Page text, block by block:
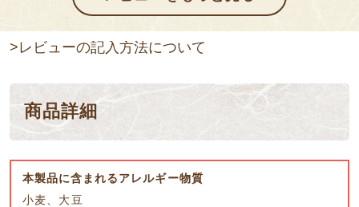
>レビューの記入方法について
商品詳細
本製品に含まれるアレルギー物質
小麦、大豆